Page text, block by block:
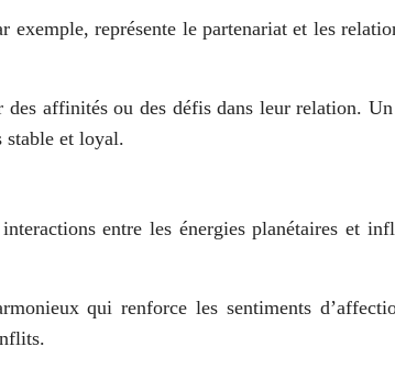
représente le partenariat et les
affinités ou des défis dans leur relation.
stable et loyal.
entre les énergies planétaires et
qui renforce les sentiments